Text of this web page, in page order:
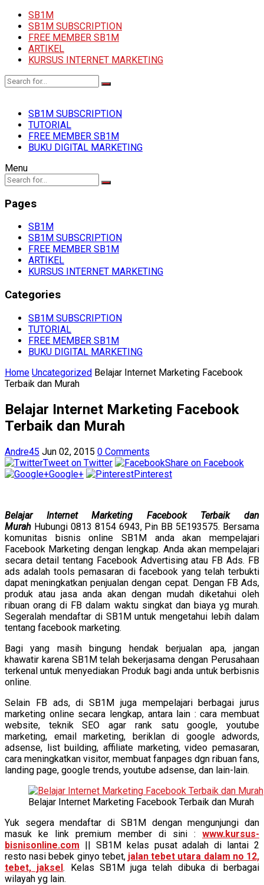
SB1M
SB1M SUBSCRIPTION
FREE MEMBER SB1M
ARTIKEL
KURSUS INTERNET MARKETING
SB1M SUBSCRIPTION
TUTORIAL
FREE MEMBER SB1M
BUKU DIGITAL MARKETING
Menu
Pages
SB1M
SB1M SUBSCRIPTION
FREE MEMBER SB1M
ARTIKEL
KURSUS INTERNET MARKETING
Categories
SB1M SUBSCRIPTION
TUTORIAL
FREE MEMBER SB1M
BUKU DIGITAL MARKETING
Home Uncategorized Belajar Internet Marketing Facebook
Terbaik dan Murah
Belajar Internet Marketing Facebook
Terbaik dan Murah
Andre45 Jun 02, 2015 0 Comments
Tweet on Twitter
Share on Facebook
Google+
Pinterest
Belajar Internet Marketing Facebook Terbaik dan
Murah Hubungi 0813 8154 6943, Pin BB 5E193575. Bersama
komunitas bisnis online SB1M anda akan mempelajari
Facebook Marketing dengan lengkap. Anda akan mempelajari
secara detail tentang Facebook Advertising atau FB Ads. FB
ads adalah tools pemasaran di facebook yang telah terbukti
dapat meningkatkan penjualan dengan cepat. Dengan FB Ads,
produk atau jasa anda akan dengan mudah diketahui oleh
ribuan orang di FB dalam waktu singkat dan biaya yg murah.
Segeralah mendaftar di SB1M untuk mengetahui lebih dalam
tentang facebook marketing.
Bagi yang masih bingung hendak berjualan apa, jangan
khawatir karena SB1M telah bekerjasama dengan Perusahaan
terkenal untuk menyediakan Produk bagi anda untuk berbisnis
online.
Selain FB ads, di SB1M juga mempelajari berbagai jurus
marketing online secara lengkap, antara lain : cara membuat
website, teknik SEO agar rank satu google, youtube
marketing, email marketing, beriklan di google adwords,
adsense, list building, affiliate marketing, video pemasaran,
cara meningkatkan visitor, membuat fanpages dgn ribuan fans,
landing page, google trends, youtube adsense, dan lain-lain.
Belajar Internet Marketing Facebook Terbaik dan Murah
Yuk segera mendaftar di SB1M dengan mengunjungi dan
masuk ke link premium member di sini : www.kursus-
bisnisonline.com || SB1M kelas pusat adalah di lantai 2
resto nasi bebek ginyo tebet, jalan tebet utara dalam no 12,
tebet, jaksel. Kelas SB1M juga telah dibuka di berbagai
wilayah yg lain.